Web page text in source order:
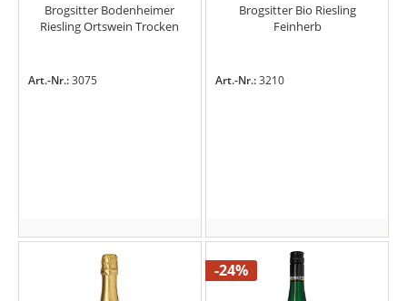
Brogsitter Bodenheimer
Riesling Ortswein Trocken
Art.-Nr.:3075
Brogsitter Bio Riesling
Feinherb
Art.-Nr.:3210
-24%